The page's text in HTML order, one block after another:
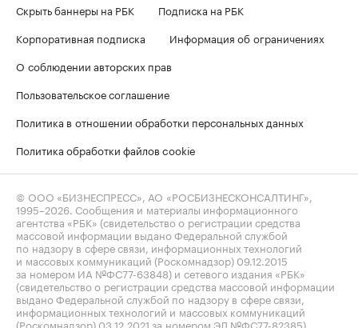
Скрыть баннеры на РБК
Подписка на РБК
Корпоративная подписка
Информация об ограничениях
О соблюдении авторских прав
Пользовательское соглашение
Политика в отношении обработки персональных данных
Политика обработки файлов cookie
© ООО «БИЗНЕСПРЕСС», АО «РОСБИЗНЕСКОНСАЛТИНГ»,
1995–2026 . Сообщения и материалы информационного
агентства «РБК» (свидетельство о регистрации средства
массовой информации выдано Федеральной службой
по надзору в сфере связи, информационных технологий
и массовых коммуникаций (Роскомнадзор) 09.12.2015
за номером ИА №ФС77-63848) и сетевого издания «РБК»
(свидетельство о регистрации средства массовой информации
выдано Федеральной службой по надзору в сфере связи,
информационных технологий и массовых коммуникаций
(Роскомнадзор) 03.12.2021 за номером ЭЛ №ФС77-82385)